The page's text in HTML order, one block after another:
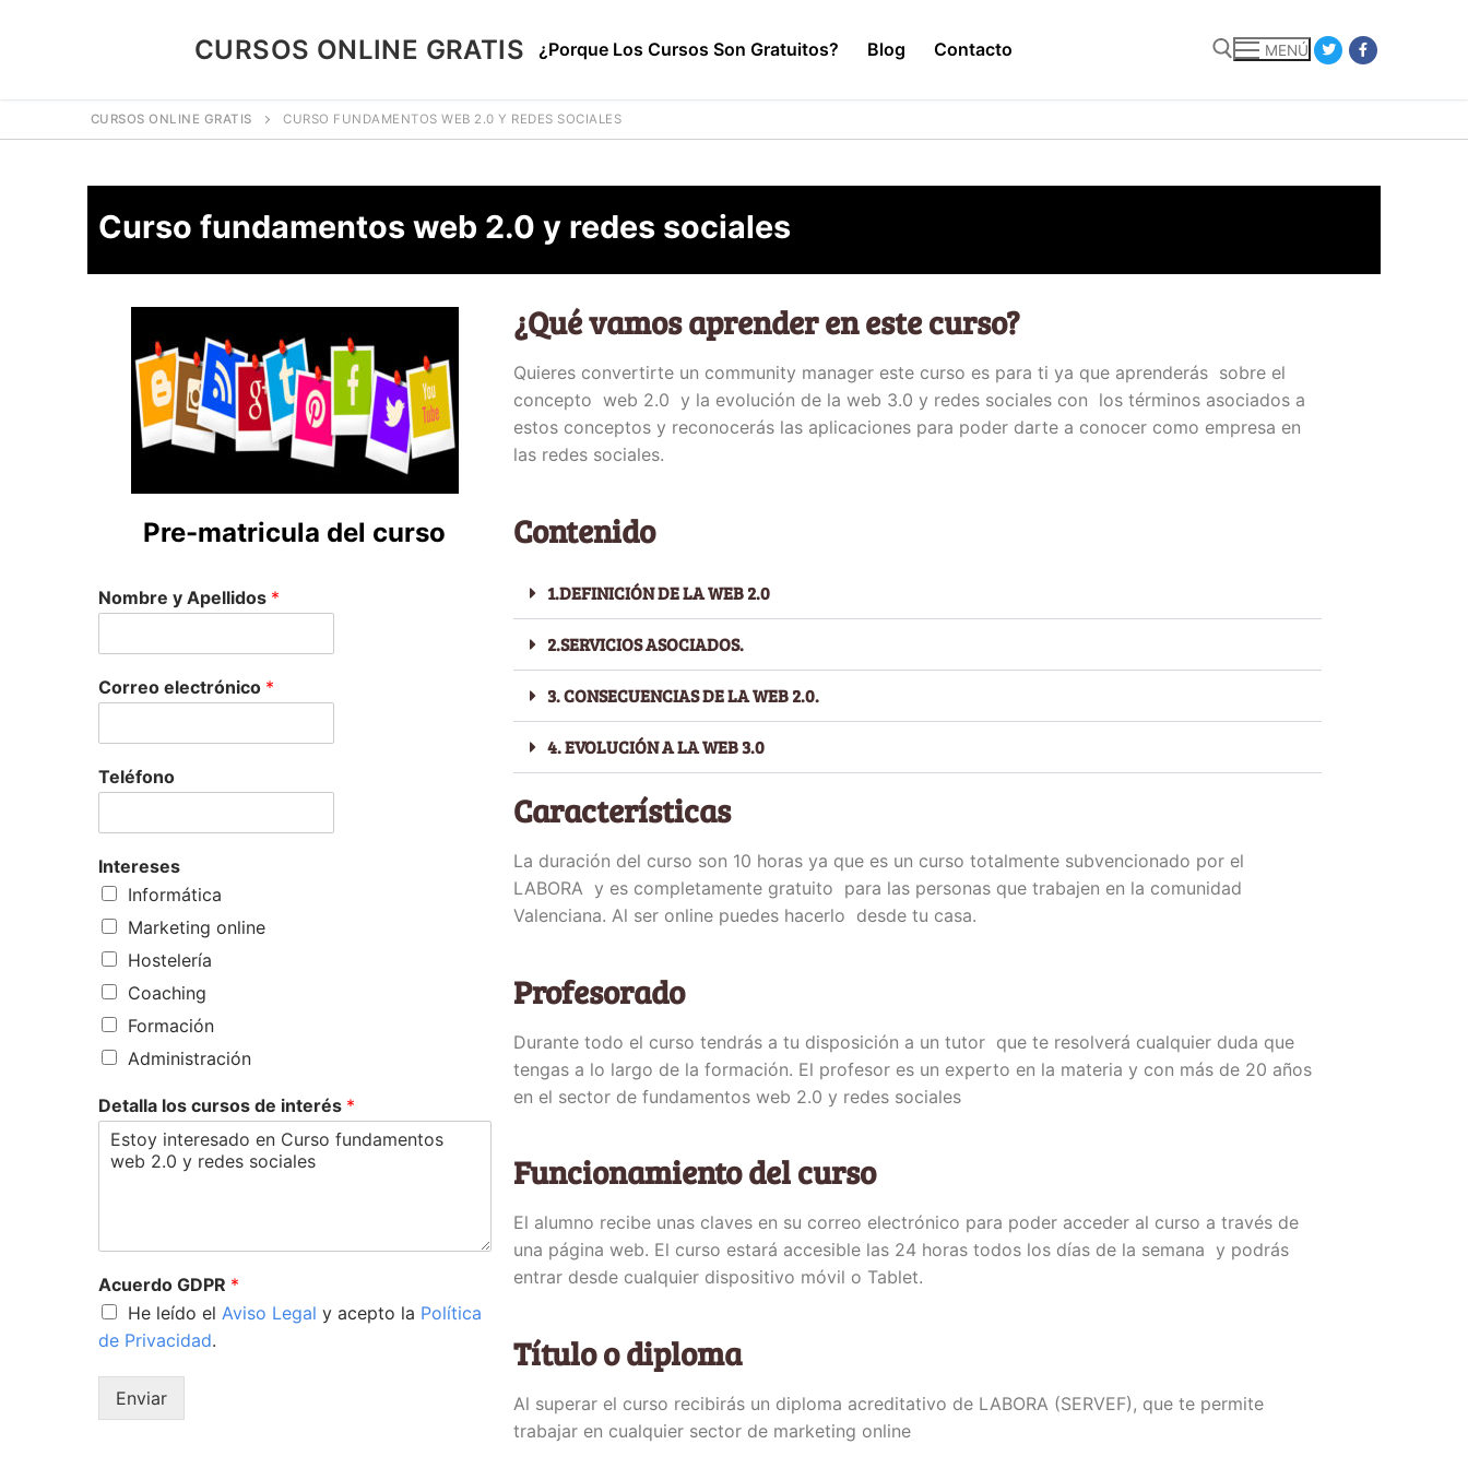
CURSOS ONLINE GRATIS ¿Porque Los Cursos Son Gratuitos? Blog Contacto MENÚ
Blog
Contacto
CURSOS ONLINE GRATIS CURSO FUNDAMENTOS WEB 2.0 Y REDES SOCIALES
Curso fundamentos web 2.0 y redes sociales
Pre-matricula del curso
Nombre y Apellidos *
Correo electrónico *
Teléfono
Intereses
Informática
Marketing online
Hostelería
Coaching
Formación
Administración
Detalla los cursos de interés *
Acuerdo GDPR *
He leído el Aviso Legal y acepto la Política
de Privacidad.
Enviar
¿Qué vamos aprender en este curso?
Quieres convertirte un community manager este curso es para ti ya que aprenderás sobre el
concepto web 2.0 y la evolución de la web 3.0 y redes sociales con los términos asociados a
estos conceptos y reconocerás las aplicaciones para poder darte a conocer como empresa en
las redes sociales.
Contenido
1.DEFINICIÓN DE LA WEB 2.0
2.SERVICIOS ASOCIADOS.
3. CONSECUENCIAS DE LA WEB 2.0.
4. EVOLUCIÓN A LA WEB 3.0
Características
La duración del curso son 10 horas ya que es un curso totalmente subvencionado por el
LABORA y es completamente gratuito para las personas que trabajen en la comunidad
Valenciana. Al ser online puedes hacerlo desde tu casa.
Profesorado
Durante todo el curso tendrás a tu disposición a un tutor que te resolverá cualquier duda que
tengas a lo largo de la formación. El profesor es un experto en la materia y con más de 20 años
en el sector de fundamentos web 2.0 y redes sociales
Funcionamiento del curso
El alumno recibe unas claves en su correo electrónico para poder acceder al curso a través de
una página web. El curso estará accesible las 24 horas todos los días de la semana y podrás
entrar desde cualquier dispositivo móvil o Tablet.
Título o diploma
Al superar el curso recibirás un diploma acreditativo de LABORA (SERVEF), que te permite
trabajar en cualquier sector de marketing online